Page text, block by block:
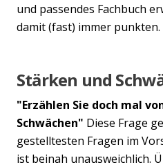
und passendes Fachbuch
damit (fast) immer punkten.
Stärken und
"Erzählen Sie doch mal
Schwächen" Diese Frage
gestelltesten Fragen im
ist beinah unausweichlich.